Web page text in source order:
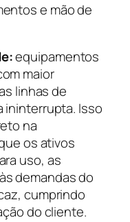
e mão de
equipamentos
maior
linhas de
ininterrupta. Isso
na
os ativos
uso, as
demandas do
cumprindo
do cliente.